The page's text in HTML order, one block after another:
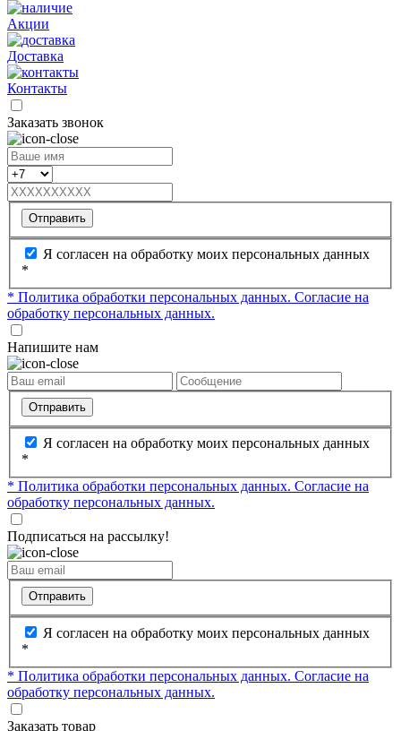
Акции
Доставка
Контакты
Заказать звонок
Отправить
Я согласен на обработку моих персональных данных
*
* Политика обработки персональных данных. Согласие на
обработку персональных данных.
Напишите нам
Отправить
Я согласен на обработку моих персональных данных
*
* Политика обработки персональных данных. Согласие на
обработку персональных данных.
Подписаться на рассылку!
Отправить
Я согласен на обработку моих персональных данных
*
* Политика обработки персональных данных. Согласие на
обработку персональных данных.
Заказать товар